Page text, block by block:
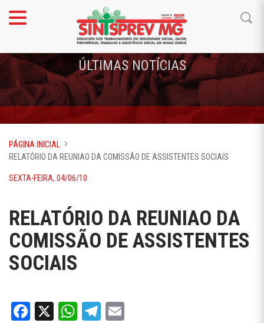
ÚLTIMAS NOTÍCIAS
PÁGINA INICIAL
RELATÓRIO DA REUNIAO DA COMISSÃO DE ASSISTENTES SOCIAIS
SEXTA-FEIRA, 04/06/10
RELATÓRIO DA REUNIAO DA
COMISSÃO DE ASSISTENTES
SOCIAIS
Facebook
X WhatsApp
Telegram